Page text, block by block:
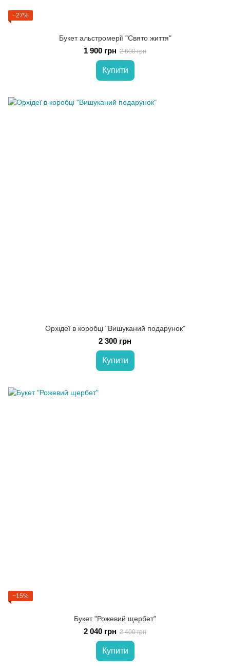
−27%
Букет альстромерії "Свято життя"
1 900 грн 2 600 грн
Купити
Орхідеї в коробці "Вишуканий подарунок"
2 300 грн
Купити
−15%
Букет "Рожевий щербет"
2 040 грн 2 400 грн
Купити